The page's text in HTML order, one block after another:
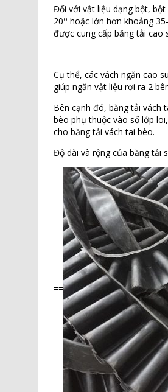
Đối với vật liệu dạng bột,
20o hoặc lớn hơn khoảng
được cung cấp băng tải cao
Cụ thể, các vách ngăn cao
giúp ngăn vật liệu rơi ra 2
Bên cạnh đó, băng tải vách
bèo phụ thuộc vào số lớp
cho băng tải vách tai bèo.
Độ dài và rộng của băng tải
==